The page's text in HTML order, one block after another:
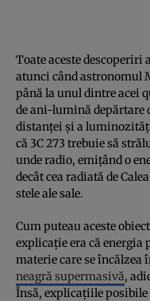
Toate aceste descoperiri
atunci când astronomul
până la unul dintre acei
de ani-lumină depărtare
distanței și a
că 3C 273 trebuie să
unde radio, emițând o
decât cea radiată de
stele ale sale.
Cum puteau aceste
explicație era că energia
materie care se încălzea
neagră supermasivă,
Însă, explicațiile